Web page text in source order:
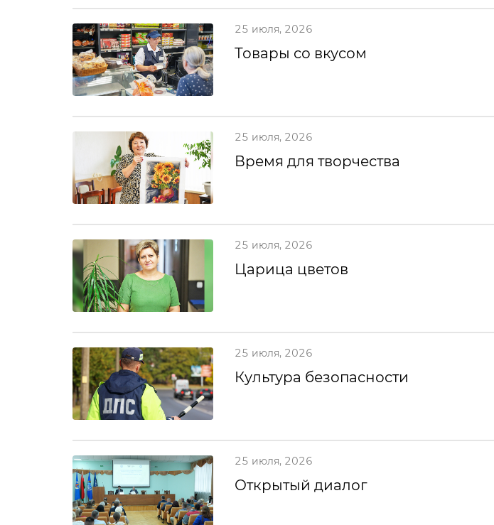
25 июля, 2026
Товары со вкусом
25 июля, 2026
Время для творчества
25 июля, 2026
Царица цветов
25 июля, 2026
Культура безопасности
25 июля, 2026
Открытый диалог